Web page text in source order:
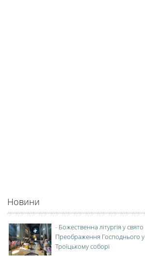
Новини
- Божественна літургія у свято
Преображення Господнього у
Троїцькому соборі